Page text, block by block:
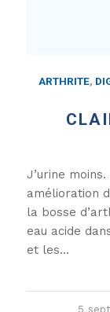
ARTHRITE,
J’urine
amélioration
la bosse
eau acide
et les…
5